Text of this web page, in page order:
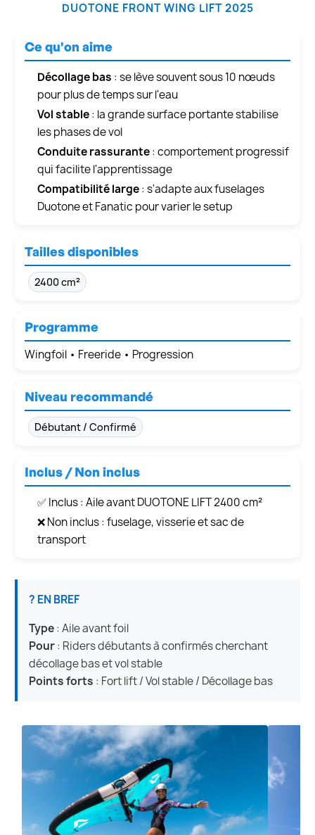
DUOTONE FRONT WING LIFT 2025
Ce qu'on aime
Décollage bas : se lève souvent sous 10 nœuds
pour plus de temps sur l'eau
Vol stable: la grande surface portante stabilise
les phases de vol
Conduite rassurante: comportement progressif
qui facilite l'apprentissage
Compatibilité large: s'adapte aux fuselages
Duotone et Fanatic pour varier le setup
Tailles disponibles
2400 cm²
Programme
Wingfoil • Freeride • Progression
Niveau recommandé
Débutant / Confirmé
Inclus / Non inclus
✅ Inclus : Aile avant DUOTONE LIFT 2400 cm²
❌ Non inclus : fuselage, visserie et sac de
transport
? EN BREF
Type: Aile avant foil
Pour: Riders débutants à confirmés cherchant
décollage bas et vol stable
Points forts : Fort lift / Vol stable / Décollage bas